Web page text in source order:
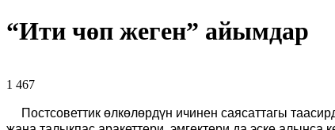
“Ити чөп жеген” айымдар
1 467 ᠌ ᠌ ᠌ ᠌᠌ ᠌ ᠌᠌
Постсоветтик өлкөлөрдүн ичинен саясаттагы